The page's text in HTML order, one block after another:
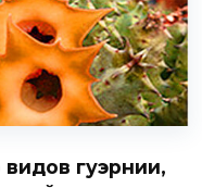
гуэрнии,